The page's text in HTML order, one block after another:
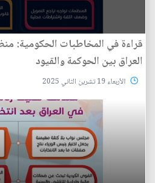
قراءة في المخاطبات الحكومية:
العراق بين الحوكمة والقيود
الأربعاء 19 تشرين الثاني 2025